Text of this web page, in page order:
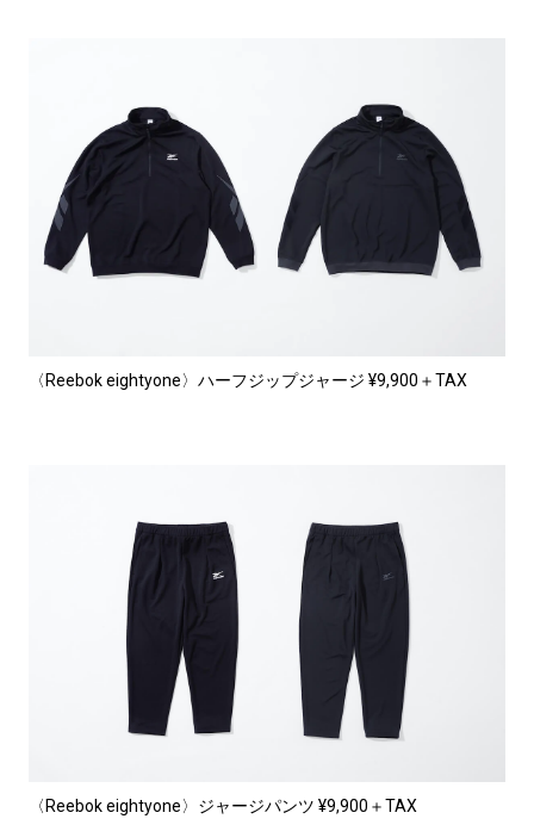
〈Reebok eightyone〉ハーフジップジャージ ¥9,900＋TAX
〈Reebok eightyone〉ジャージパンツ ¥9,900＋TAX